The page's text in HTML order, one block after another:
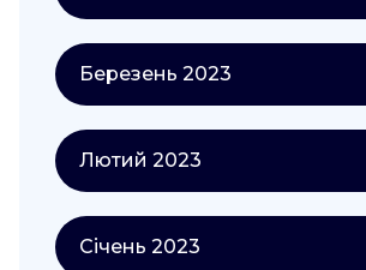
Березень 2023
Лютий 2023
Січень 2023